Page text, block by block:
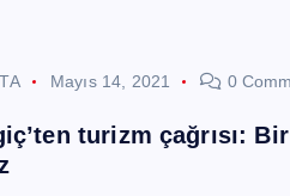
Mayıs 14, 2021 0
turizm çağrısı: